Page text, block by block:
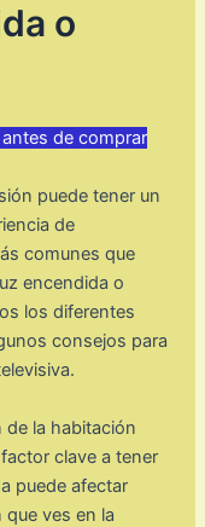
o
de comprar
puede tener un
de
comunes que
encendida o
los diferentes
consejos para
de la habitación
clave a tener
puede afectar
que ves en la